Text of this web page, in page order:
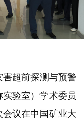
害超前探测与预警
验室）学术委员
议在中国矿业大